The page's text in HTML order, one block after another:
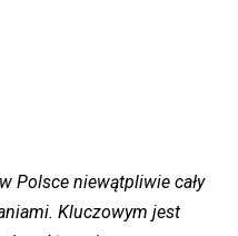
Polsce niewątpliwie cały
Kluczowym jest